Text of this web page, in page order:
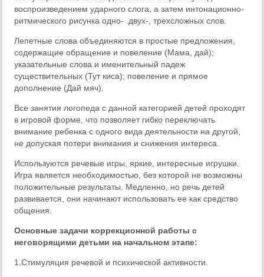
воспроизведением ударного слога, а затем интонационно-
ритмического рисунка одно- .двух-, трехсложных слов.
Лепетные слова объединяются в простые предложения,
содержащие обращение и повеление (Мама, дай);
указательные слова и именительный падеж
существительных (Тут киса); повеление и прямое
дополнение (Дай мяч).
Все занятия логопеда с данной категорией детей проходят
в игровой форме, что позволяет гибко переключать
внимание ребенка с одного вида деятельности на другой,
не допуская потери внимания и снижения интереса.
Используются речевые игры, яркие, интересные игрушки.
Игра является необходимостью, без которой не возможны
положительные результаты. Медленно, но речь детей
развивается, они начинают использовать ее как средство
общения.
Основные задачи коррекционной работы с
неговорящими детьми на начальном этапе:
1.Стимуляция речевой и психической активности.